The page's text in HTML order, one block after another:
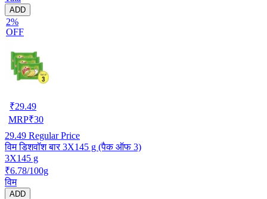
ADD
2%
OFF
₹29.49
MRP₹30
29.49 Regular Price
विम डिशवॉश बार 3X145 g (पैक ऑफ 3)
3X145 g
₹6.78/100g
विम
ADD